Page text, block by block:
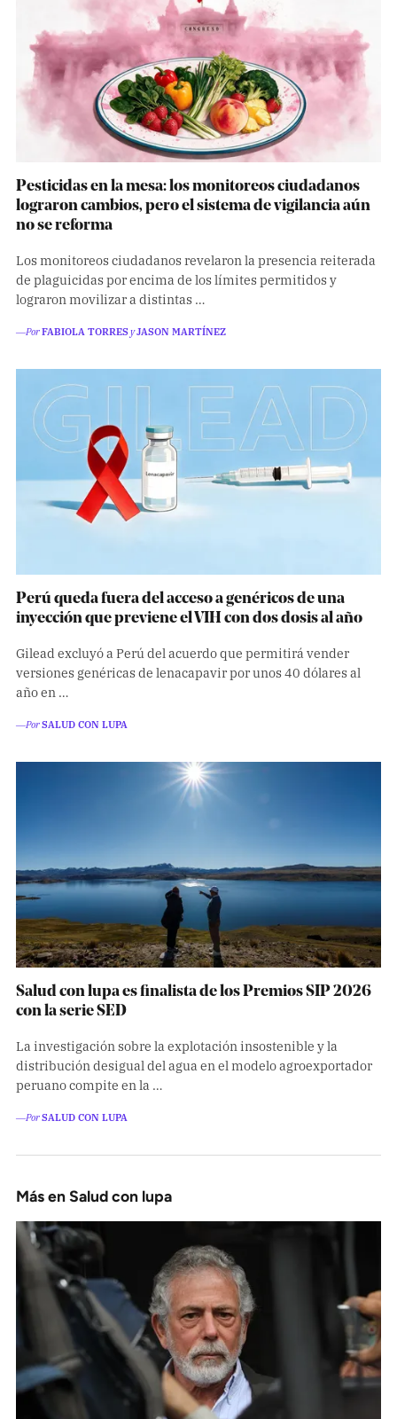
Pesticidas en la mesa: los monitoreos ciudadanos
lograron cambios, pero el sistema de vigilancia aún
no se reforma
Los monitoreos ciudadanos revelaron la presencia reiterada
de plaguicidas por encima de los límites permitidos y
lograron movilizar a distintas …
―PorFABIOLA TORRESyJASON MARTÍNEZ
Perú queda fuera del acceso a genéricos de una
inyección que previene el VIH con dos dosis al año
Gilead excluyó a Perú del acuerdo que permitirá vender
versiones genéricas de lenacapavir por unos 40 dólares al
año en …
―PorSALUD CON LUPA
Salud con lupa es finalista de los Premios SIP 2026
con la serie SED
La investigación sobre la explotación insostenible y la
distribución desigual del agua en el modelo agroexportador
peruano compite en la …
―PorSALUD CON LUPA
Más en Salud con lupa